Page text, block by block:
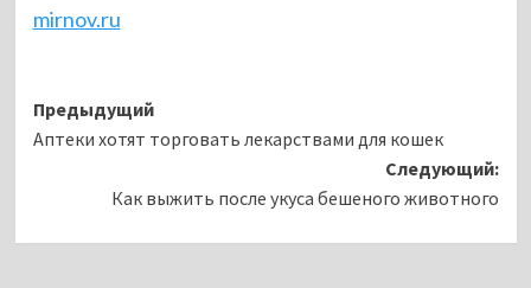
mirnov.ru
Навигация
записи
Предыдущий
Аптеки хотят торговать лекарствами для кошек
Следующий:
Как выжить после укуса бешеного животного